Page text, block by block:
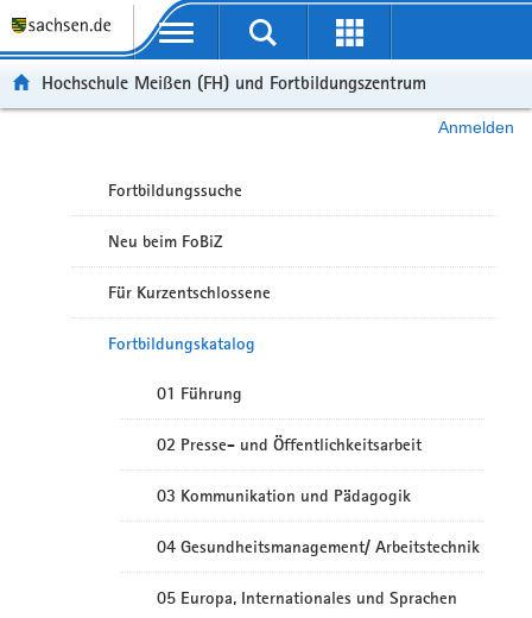
Portalübergreifende Navigation
Hochschule Meißen (FH) und Fortbildungszentrum
Anmelden
Fortbildungssuche
Neu beim FoBiZ
Für Kurzentschlossene
Fortbildungskatalog
01 Führung
02 Presse- und Öffentlichkeitsarbeit
03 Kommunikation und Pädagogik
04 Gesundheitsmanagement/ Arbeitstechnik
05 Europa, Internationales und Sprachen